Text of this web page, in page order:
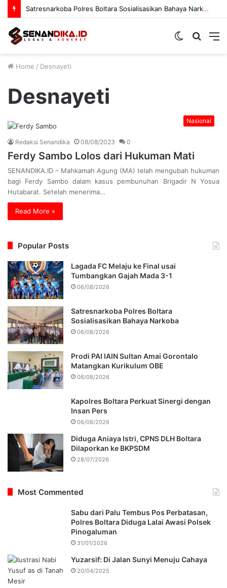
Satresnarkoba Polres Boltara Sosialisasikan Bahaya Narkoba
Search
Switch
Home / Desnayeti
Desnayeti
Nasional
Redaksi Senandika 08/08/2023 0
Ferdy Sambo Lolos dari Hukuman Mati
SENANDIKA.ID – Mahkamah Agung (MA) telah mengubah hukuman
bagi Ferdy Sambo dalam kasus pembunuhan Brigadir N Yosua
Hutabarat. Setelah menerima…
Read More »
Popular Posts
Lagada FC Melaju ke Final usai
Tumbangkan Gajah Mada 3-1
06/08/2026
Satresnarkoba Polres Boltara
Sosialisasikan Bahaya Narkoba
06/08/2026
Prodi PAI IAIN Sultan Amai Gorontalo
Matangkan Kurikulum OBE
06/08/2026
Kapolres Boltara Perkuat Sinergi dengan
Insan Pers
06/08/2026
Diduga Aniaya Istri, CPNS DLH Boltara
Dilaporkan ke BKPSDM
28/07/2026
Most Commented
Sabu dari Palu Tembus Pos Perbatasan,
Polres Boltara Diduga Lalai Awasi Polsek
Pinogaluman
31/01/2026
Yuzarsif: Di Jalan Sunyi Menuju Cahaya
20/04/2025